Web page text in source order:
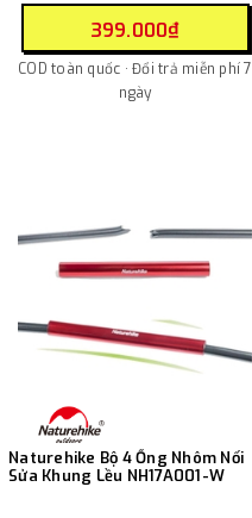
399.000₫
COD toàn quốc · Đổi trả miễn phí 7
ngày
Naturehike Bộ 4 Ống Nhôm Nối
Sửa Khung Lều NH17A001-W